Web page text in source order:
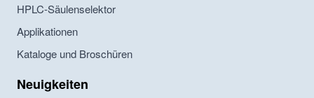
HPLC-Säulenselektor
Applikationen
Kataloge und Broschüren
Neuigkeiten